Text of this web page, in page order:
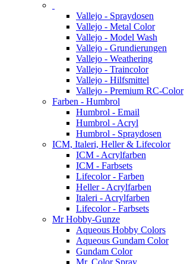
Vallejo - Spraydosen
Vallejo - Metal Color
Vallejo - Model Wash
Vallejo - Grundierungen
Vallejo - Weathering
Vallejo - Traincolor
Vallejo - Hilfsmittel
Vallejo - Premium RC-Color
Farben - Humbrol
Humbrol - Email
Humbrol - Acryl
Humbrol - Spraydosen
ICM, Italeri, Heller & Lifecolor
ICM - Acrylfarben
ICM - Farbsets
Lifecolor - Farben
Heller - Acrylfarben
Italeri - Acrylfarben
Lifecolor - Farbsets
Mr Hobby-Gunze
Aqueous Hobby Colors
Aqueous Gundam Color
Gundam Color
Mr. Color Spray